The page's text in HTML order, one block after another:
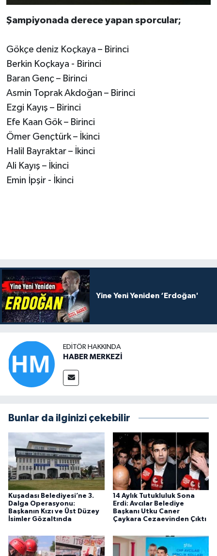
Şampiyonada derece yapan sporcular;
Gökçe deniz Koçkaya – Birinci
Berkin Koçkaya - Birinci
Baran Genç – Birinci
Asmin Toprak Akdoğan – Birinci
Ezgi Kayış – Birinci
Efe Kaan Gök – Birinci
Ömer Gençtürk – İkinci
Halil Bayraktar – İkinci
Ali Kayış – İkinci
Emin İpşir - İkinci
Yine Yeni Yeniden ‘Erdoğan'
EDITÖR HAKKINDA
HABER MERKEZİ
Bunlar da ilginizi çekebilir
Kuşadası Belediyesi’ne 3.
Dalga Operasyonu:
Başkanın Kızı ve Üst Düzey
İsimler Gözaltında
14 Aylık Tutukluluk Sona
Erdi: Avcılar Belediye
Başkanı Utku Caner
Çaykara Cezaevinden Çıktı